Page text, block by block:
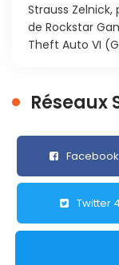
Strauss
de Rockstar
Theft Auto VI
Réseaux
Facebook
Twitter